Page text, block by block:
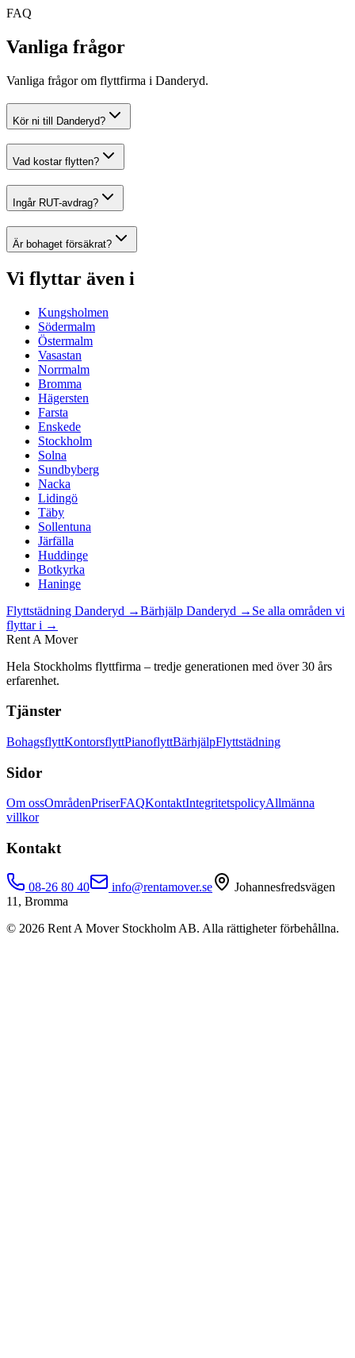
FAQ
Vanliga frågor
Vanliga frågor om flyttfirma i Danderyd.
Kör ni till Danderyd?
Vad kostar flytten?
Ingår RUT-avdrag?
Är bohaget försäkrat?
Vi flyttar även i
Kungsholmen
Södermalm
Östermalm
Vasastan
Norrmalm
Bromma
Hägersten
Farsta
Enskede
Stockholm
Solna
Sundbyberg
Nacka
Lidingö
Täby
Sollentuna
Järfälla
Huddinge
Botkyrka
Haninge
Flyttstädning Danderyd →Bärhjälp Danderyd → Se alla områden vi
flyttar i →
Rent A Mover
Hela Stockholms flyttfirma – tredje generationen med över 30 års
erfarenhet.
Tjänster
BohagsflyttKontorsflyttPianoflyttBärhjälpFlyttstädning
Sidor
Om ossOmrådenPriserFAQKontaktIntegritetspolicyAllmänna
villkor
Kontakt
08-26 80 40 info@rentamover.se
Johannesfredsvägen
11, Bromma
© 2026 Rent A Mover Stockholm AB. Alla rättigheter förbehållna.